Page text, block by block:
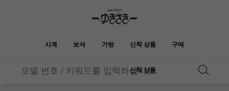
시계 보석 가방 신착 상품
신착 상품
구매